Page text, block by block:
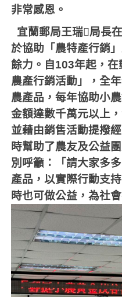
非常感恩。
宜蘭郵局王瑞𩇤局長
於協助「農特產行銷
餘力。自103年起，在
農產行銷活動」，全
農產品，每年協助小
金額達數千萬元以上
並藉由銷售活動提撥
時幫助了農友及公益
別呼籲：「請大家多
產品，以實際行動支
時也可做公益，為社